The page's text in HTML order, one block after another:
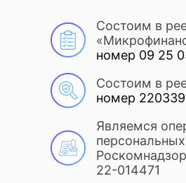
Состоим в
номер 09 25
Состоим в
номер
Являемся
22-014471